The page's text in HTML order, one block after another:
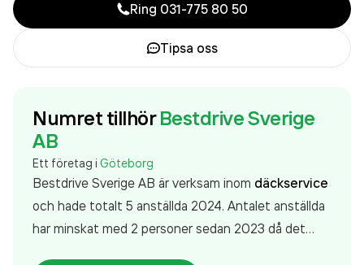
Ring 031-775 80 50
Tipsa oss
Numret tillhör Bestdrive Sverige
AB
Ett företag i Göteborg
Bestdrive Sverige AB är verksam inom däckservice
och hade totalt 5 anställda 2024. Antalet anställda
har minskat med 2 personer sedan 2023 då det